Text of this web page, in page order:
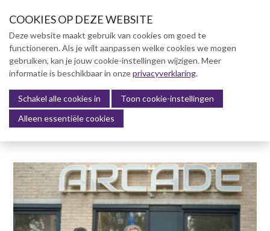
J
m
p
Menu
Over NVBK
NVBK Leden
Lidmaatschap
Kennisbank
Dag van de Bouwkosten 2025
Magazine
Kostenmanagement Bouw &
Infra (KM)
ABK-model 2023
COOKIES OP DEZE WEBSITE
Deze website maakt gebruik van cookies om goed te
functioneren. Als je wilt aanpassen welke cookies we mogen
gebruiken, kan je jouw cookie-instellingen wijzigen. Meer
informatie is beschikbaar in onzeprivacyverklaring.
Schakel alle cookies in
Toon cookie-instellingen
Alleen essentiële cookies